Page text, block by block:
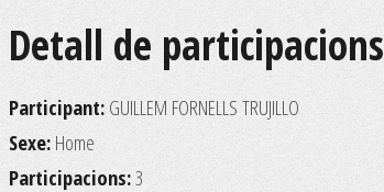
Detall de participacions
Participant: GUILLEM FORNELLS TRUJILLO
Sexe: Home
Participacions:3